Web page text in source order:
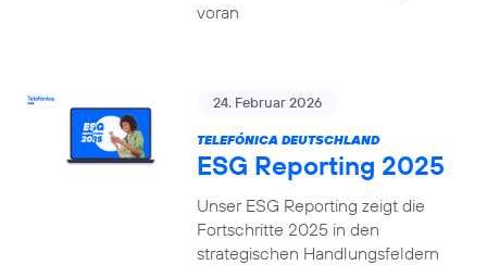
voran
24. Februar 2026
TELEFÓNICA DEUTSCHLAND
ESG Reporting 2025
Unser ESG Reporting zeigt die
Fortschritte 2025 in den
strategischen Handlungsfeldern